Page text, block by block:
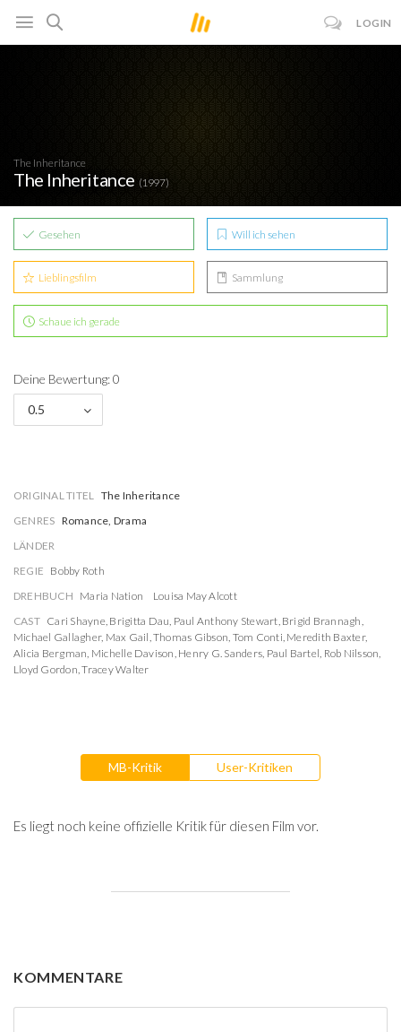
LOGIN
The Inheritance
The Inheritance (1997)
Gesehen Will ich sehen
Lieblingsfilm Sammlung
Schaue ich gerade
Deine Bewertung: 0
0.5
ORIGINAL TITEL The Inheritance
GENRES Romance, Drama
LÄNDER
REGIE Bobby Roth
DREHBUCH Maria Nation
Louisa May Alcott
CAST Cari Shayne, Brigitta Dau, Paul Anthony Stewart, Brigid Brannagh,
Michael Gallagher, Max Gail,Thomas Gibson, Tom Conti, Meredith Baxter,
Alicia Bergman, Michelle Davison, Henry G. Sanders, Paul Bartel, Rob Nilsson,
Lloyd Gordon,Tracey Walter
MB-Kritik User-Kritiken
Es liegt noch keine offizielle Kritik für diesen Film vor.
KOMMENTARE